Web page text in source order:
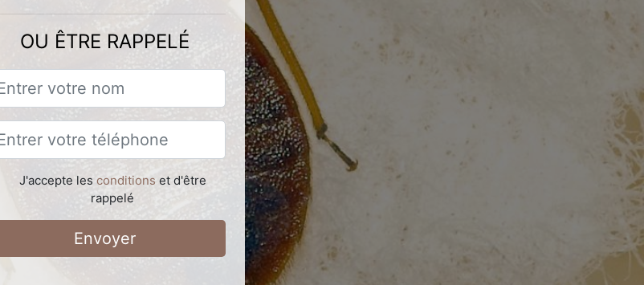
OU ÊTRE RAPPELÉ
J'accepte les conditions et d'être
rappelé
Envoyer